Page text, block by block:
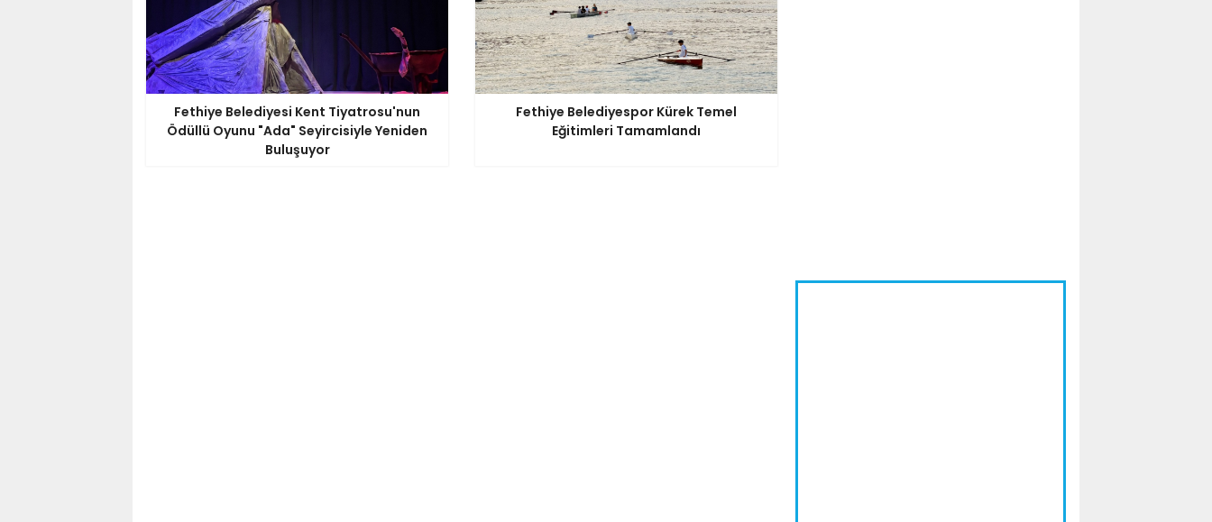
Fethiye Belediyesi Kent Tiyatrosu'nun
Ödüllü Oyunu "Ada" Seyircisiyle Yeniden
Buluşuyor
Fethiye Belediyespor Kürek Temel
Eğitimleri Tamamlandı